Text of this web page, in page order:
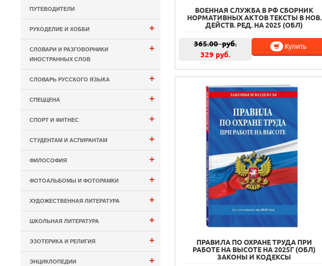
ВОЕННАЯ СЛУЖБА В РФ СБОРНИК
НОРМАТИВНЫХ АКТОВ ТЕКСТЫ В НОВ.
ДЕЙСТВ. РЕД. НА 2025 (ОБЛ)
365.00руб.
329 руб.
Купить
ПРАВИЛА ПО ОХРАНЕ ТРУДА ПРИ
РАБОТЕ НА ВЫСОТЕ НА 2025Г (ОБЛ)
ЗАКОНЫ И КОДЕКСЫ
ПУТЕВОДИТЕЛИ
+
РУКОДЕЛИЕ И ХОББИ
+
СЛОВАРИ И РАЗГОВОРНИКИ
ИНОСТРАННЫХ СЛОВ
+
СЛОВАРЬ РУССКОГО ЯЗЫКА
+
СПЕЦЦЕНА
+
СПОРТ И ФИТНЕС
+
СТУДЕНТАМ И АСПИРАНТАМ
+
ФИЛОСОФИЯ
+
ФОТОАЛЬБОМЫ И ФОТОРАМКИ
+
ХУДОЖЕСТВЕННАЯ ЛИТЕРАТУРА
+
ШКОЛЬНАЯ ЛИТЕРАТУРА
+
ЭЗОТЕРИКА И РЕЛИГИЯ
+
ЭНЦИКЛОПЕДИИ